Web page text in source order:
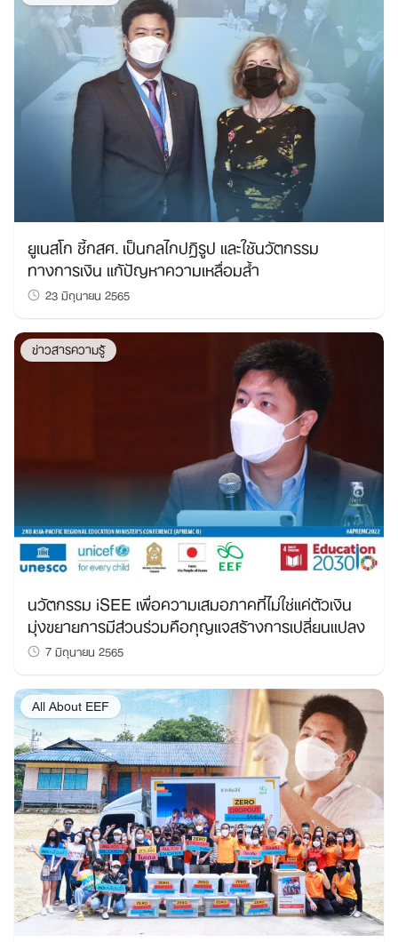
Search
for:
ยูเนสโก ชี้กสศ. เป็นกลไกปฏิรูป และใช้นวัตกรรม
ทางการเงิน แก้ปัญหาความเหลื่อมล้ำ
23 มิถุนายน 2565
ข่าวสารความรู้
นวัตกรรม iSEE เพื่อความเสมอภาคที่ไม่ใช่แค่ตัวเงิน
มุ่งขยายการมีส่วนร่วมคือกุญแจสร้างการเปลี่ยนแปลง
7 มิถุนายน 2565
All About EEF